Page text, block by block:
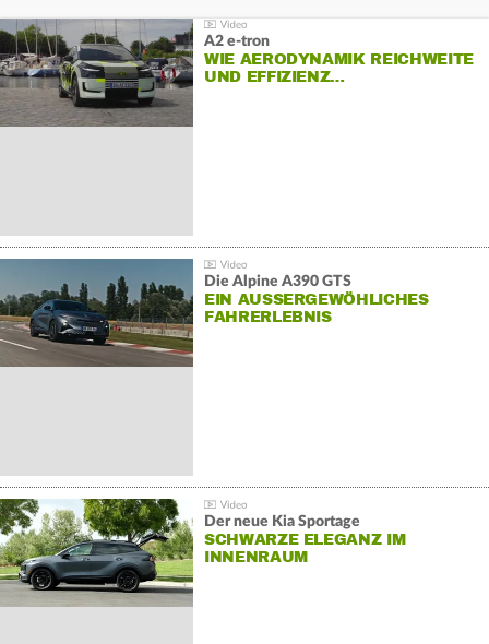
A2 e-tron
WIE AERODYNAMIK REICHWEITE
UND EFFIZIENZ…
Die Alpine A390 GTS
EIN AUSSERGEWÖHLICHES F
AHRERLEBNIS
Der neue Kia Sportage
SCHWARZE ELEGANZ IM
INNENRAUM